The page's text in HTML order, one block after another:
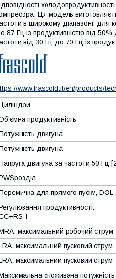
Ця модель
в широкому діапазоні: для
87 Гц із продуктивністю від
від 30 Гц до 70 Гц із
www.frascold.it/en/products/
продуктивність
двигуна
двигуна
двигуна за частоти 50 Гц
для прямого пуску, DOL
продуктивності:
максимальний робочий струм
максимальний пусковий струм
максимальний пусковий струм
споживана потужність